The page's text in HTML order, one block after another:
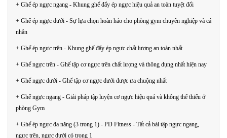
+ Ghế ép ngực ngang - Khung ghế đẩy ép ngực hiệu quả an toàn tuyệt đối
+ Ghế ép ngực dưới - Sự lựa chọn hoàn hảo cho phòng gym chuyên nghiệp và cá
nhân
+ Ghế ép ngực trên - Khung ghế đẩy ép ngực chất lượng an toàn nhất
+ Ghế ngực trên - Ghế tập cơ ngực trên chất lượng và thông dụng nhất hiện nay
+ Ghế ngực dưới - Ghế tập cơ ngực dưới được ưa chuộng nhất
+ Ghế ngực ngang - Giải pháp tập luyện cơ ngực hiệu quả và không thể thiếu ở
phòng Gym
+ Ghế ép ngực đa năng (3 trong 1) - PD Fitness - Tất cả bài tập ngực ngang,
ngực trên, ngực dưới có trong 1